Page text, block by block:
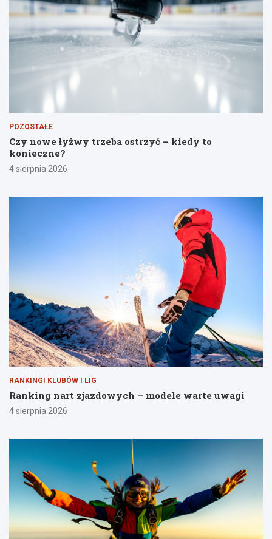
POZOSTAŁE
Czy nowe łyżwy trzeba ostrzyć – kiedy to
konieczne?
4 sierpnia 2026
RANKINGI KLUBÓW I LIG
Ranking nart zjazdowych – modele warte uwagi
4 sierpnia 2026